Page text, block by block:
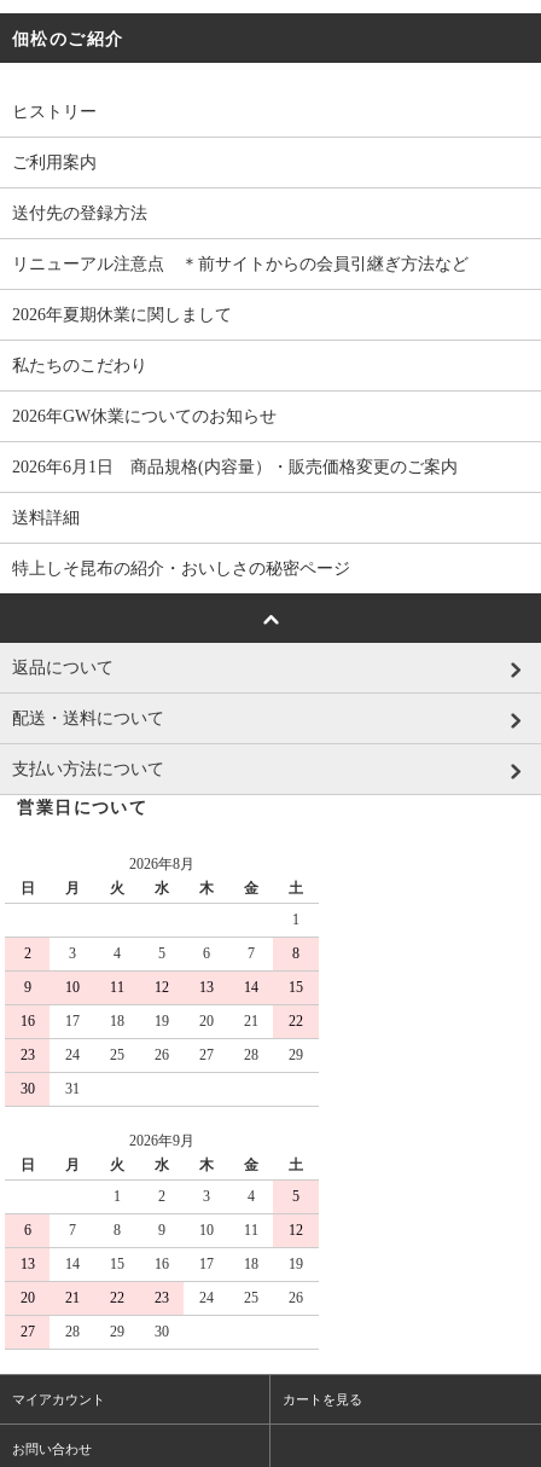
佃松のご紹介
ヒストリー
ご利用案内
送付先の登録方法
リニューアル注意点 ＊前サイトからの会員引継ぎ方法など
2026年夏期休業に関しまして
私たちのこだわり
2026年GW休業についてのお知らせ
2026年6月1日 商品規格(内容量）・販売価格変更のご案内
送料詳細
特上しそ昆布の紹介・おいしさの秘密ページ
返品について
配送・送料について
支払い方法について
営業日について
2026年8月
日
月 火 水 木 金
土
1
2
3 4 5 6 7
8
9
10 11 12 13 14
15
16
17 18 19 20 21
22
23
24 25 26 27 28
29
30
31
2026年9月
日
月 火 水 木 金
土
1
2 3 4
5
6
7 8 9 10 11
12
13
14 15 16 17 18
19
20
21 22 23 24 25
26
27
28 29 30
マイアカウント カートを見る
お問い合わせ